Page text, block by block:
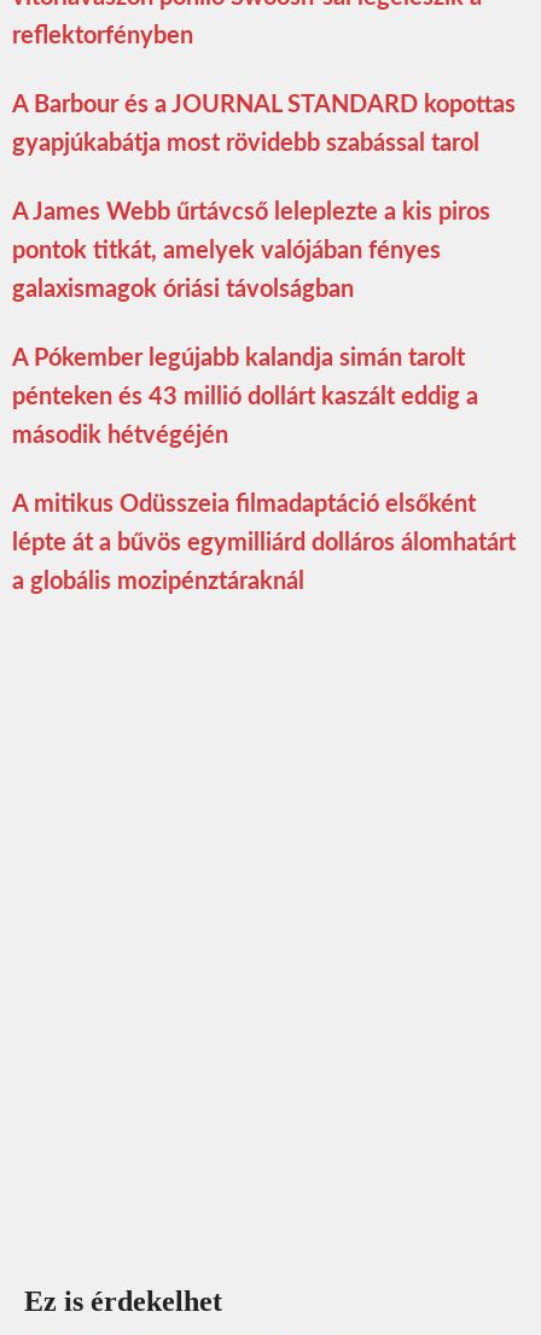
reflektorfényben
A Barbour és a JOURNAL STANDARD kopottas
gyapjúkabátja most rövidebb szabással tarol
A James Webb űrtávcső leleplezte a kis piros
pontok titkát, amelyek valójában fényes
galaxismagok óriási távolságban
A Pókember legújabb kalandja simán tarolt
pénteken és 43 millió dollárt kaszált eddig a
második hétvégéjén
A mitikus Odüsszeia filmadaptáció elsőként
lépte át a bűvös egymilliárd dolláros álomhatárt
a globális mozipénztáraknál
Ez is érdekelhet